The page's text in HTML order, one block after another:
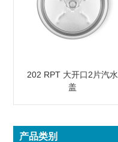
202 RPT 大开口2片汽水
盖
产品类别